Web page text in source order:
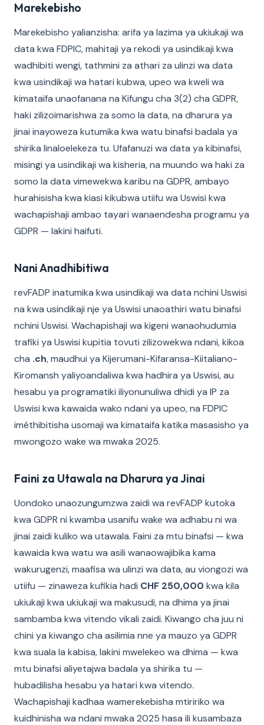
Marekebisho
Marekebisho yalianzisha: arifa ya lazima ya ukiukaji wa
data kwa FDPIC, mahitaji ya rekodi ya usindikaji kwa
wadhibiti wengi, tathmini za athari za ulinzi wa data
kwa usindikaji wa hatari kubwa, upeo wa kweli wa
kimataifa unaofanana na Kifungu cha 3(2) cha GDPR,
haki zilizoimarishwa za somo la data, na dharura ya
jinai inayoweza kutumika kwa watu binafsi badala ya
shirika linaloelekeza tu. Ufafanuzi wa data ya kibinafsi,
misingi ya usindikaji wa kisheria, na muundo wa haki za
somo la data vimewekwa karibu na GDPR, ambayo
hurahisisha kwa kiasi kikubwa utiifu wa Uswisi kwa
wachapishaji ambao tayari wanaendesha programu ya
GDPR — lakini haifuti.
Nani Anadhibitiwa
revFADP inatumika kwa usindikaji wa data nchini Uswisi
na kwa usindikaji nje ya Uswisi unaoathiri watu binafsi
nchini Uswisi. Wachapishaji wa kigeni wanaohudumia
trafiki ya Uswisi kupitia tovuti zilizowekwa ndani, kikoa
cha .ch, maudhui ya Kijerumani-Kifaransa-Kiitaliano-
Kiromansh yaliyoandaliwa kwa hadhira ya Uswisi, au
hesabu ya programatiki iliyonunuliwa dhidi ya IP za
Uswisi kwa kawaida wako ndani ya upeo, na FDPIC
iméthibitisha usomaji wa kimataifa katika masasisho ya
mwongozo wake wa mwaka 2025.
Faini za Utawala na Dharura ya Jinai
Uondoko unaozungumzwa zaidi wa revFADP kutoka
kwa GDPR ni kwamba usanifu wake wa adhabu ni wa
jinai zaidi kuliko wa utawala. Faini za mtu binafsi — kwa
kawaida kwa watu wa asili wanaowajibika kama
wakurugenzi, maafisa wa ulinzi wa data, au viongozi wa
utiifu — zinaweza kufikia hadi CHF 250,000 kwa kila
ukiukaji kwa ukiukaji wa makusudi, na dhima ya jinai
sambamba kwa vitendo vikali zaidi. Kiwango cha juu ni
chini ya kiwango cha asilimia nne ya mauzo ya GDPR
kwa suala la kabisa, lakini mwelekeo wa dhima — kwa
mtu binafsi aliyetajwa badala ya shirika tu —
hubadilisha hesabu ya hatari kwa vitendo.
Wachapishaji kadhaa wamerekebisha mtiririko wa
kuidhinisha wa ndani mwaka 2025 hasa ili kusambaza